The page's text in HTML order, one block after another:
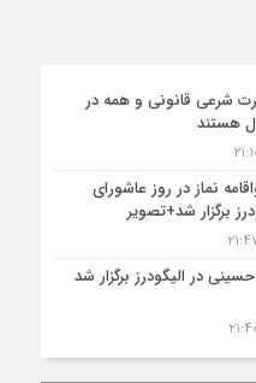
شرعی قانونی و همه در
هستند
نماز در روز عاشورای
برگزار شد+تصویر
در الیگودرز برگزار شد